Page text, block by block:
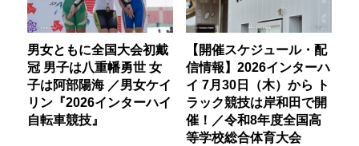
男女ともに全国大会初戴
冠 男子は八重幡勇世 女
子は阿部陽海 ／男女ケイ
リン『2026インターハイ
自転車競技』
【開催スケジュール・配
信情報】2026インターハ
イ 7月30日（木）から ト
ラック競技は岸和田で開
催！／令和8年度全国高
等学校総合体育大会